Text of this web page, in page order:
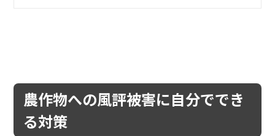
農作物への風評被害に自分ででき
る対策